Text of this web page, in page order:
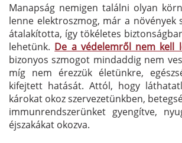
Manapság nemigen találni olyan
lenne elektroszmog, már a növények
átalakította, így tökéletes
lehetünk. De a védelemről nem kell
bizonyos szmogot mindaddig nem
míg nem érezzük életünkre,
kifejtett hatását. Attól, hogy
károkat okoz szervezetünkben,
immunrendszerünket gyengítve,
éjszakákat okozva.